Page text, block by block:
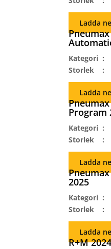
Ladda
Kategori
Storlek
Ladda
Pneumax
Program
Kategori
Storlek
Ladda
2025
Kategori
Storlek
Ladda
R+M